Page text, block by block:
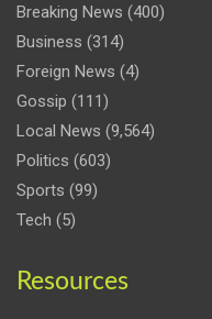
Breaking News (400)
Business (314)
Foreign News (4)
Gossip (111)
Local News (9,564)
Politics (603)
Sports (99)
Tech (5)
Resources